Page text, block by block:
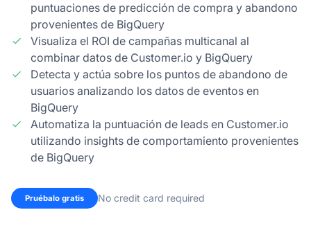
puntuaciones de predicción de compra y abandono
provenientes de BigQuery
Visualiza el ROI de campañas multicanal al
combinar datos de Customer.io y BigQuery
Detecta y actúa sobre los puntos de abandono de
usuarios analizando los datos de eventos en
BigQuery
Automatiza la puntuación de leads en Customer.io
utilizando insights de comportamiento provenientes
de BigQuery
Pruébalo gratis No credit card required